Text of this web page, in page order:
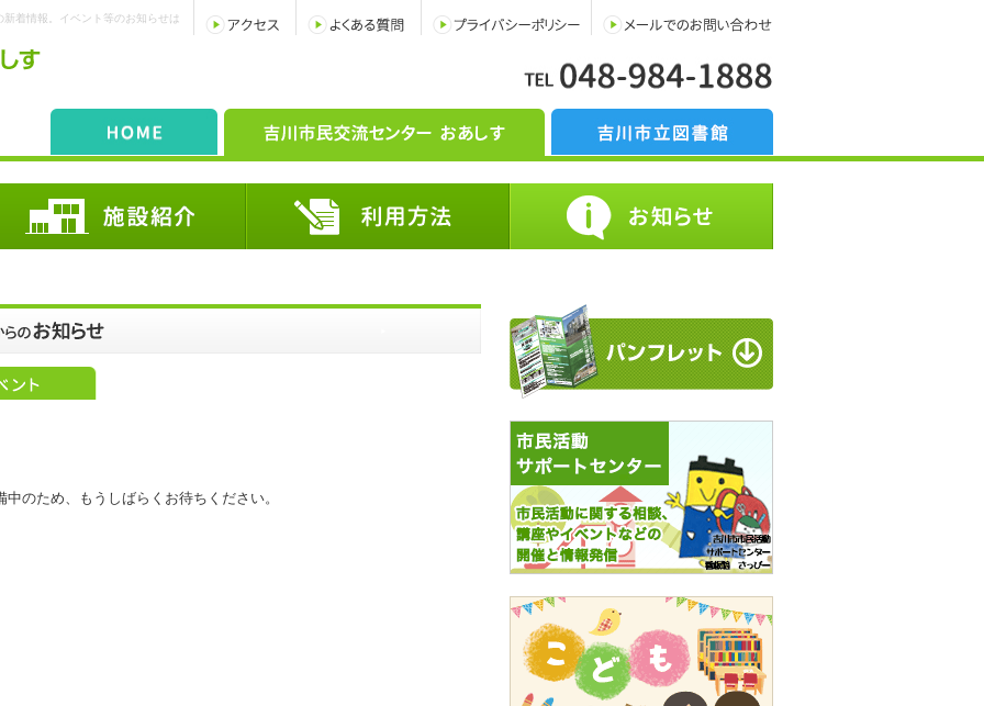
着情報。イベント等のお知らせは
中のため、もうしばらくお待ちください。